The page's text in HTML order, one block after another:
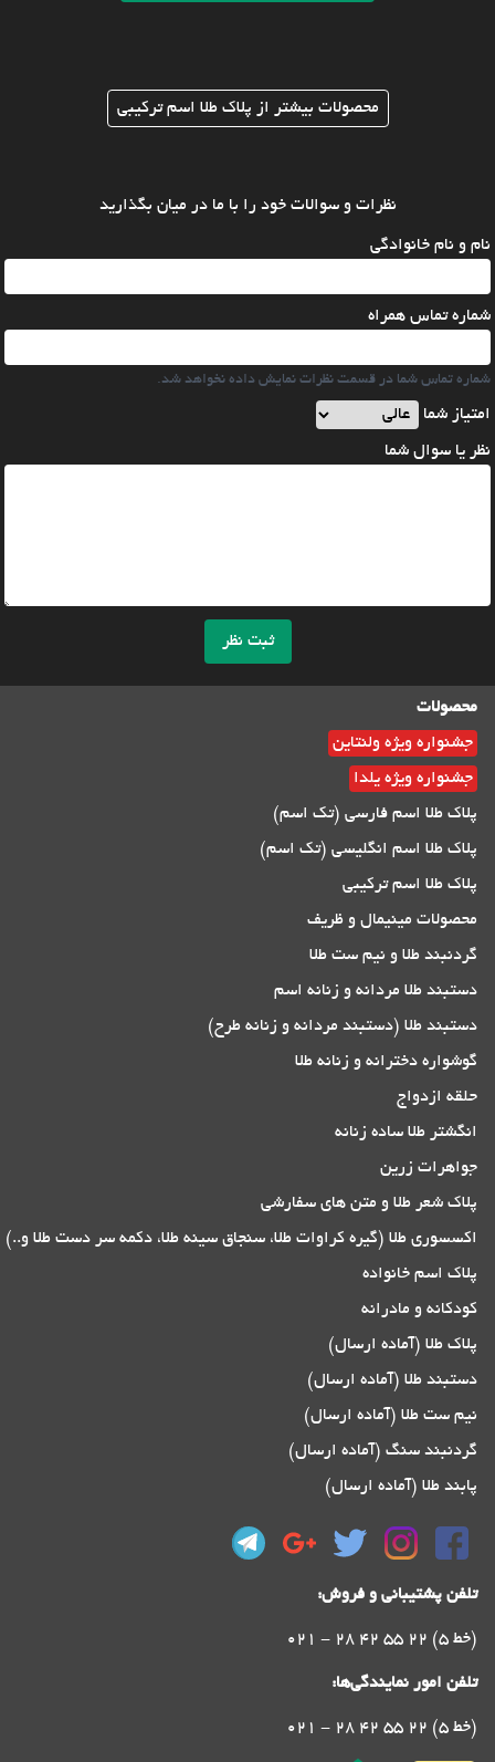
محصولات بیشتر از پلاک طلا اسم ترکیبی
نظرات و سوالات خود را با ما در میان بگذارید
نام و نام خانوادگی
شماره تماس همراه
شماره تماس شما در قسمت نظرات نمایش داده نخواهد شد.
امتیاز شما
نظر یا سوال شما
ثبت نظر
محصولات
جشنواره ویژه ولنتاین
جشنواره ویژه یلدا
پلاک طلا اسم فارسی (تک اسم)
پلاک طلا اسم انگلیسی (تک اسم)
پلاک طلا اسم ترکیبی
محصولات مینیمال و ظریف
گردنبند طلا و نیم ست طلا
دستبند طلا مردانه و زنانه اسم
دستبند طلا (دستبند مردانه و زنانه طرح)
گوشواره دخترانه و زنانه طلا
حلقه ازدواج
انگشتر طلا ساده زنانه
جواهرات زرین
پلاک شعر طلا و متن های سفارشی
اکسسوری طلا (گیره کراوات طلا، سنجاق سینه طلا، دکمه سر دست طلا و..)
پلاک اسم خانواده
کودکانه و مادرانه
پلاک طلا (آماده ارسال)
دستبند طلا (آماده ارسال)
نیم ست طلا (آماده ارسال)
گردنبند سنگ (آماده ارسال)
پابند طلا (آماده ارسال)
تلفن پشتیبانی و فروش:
021 - 28 42 55 22 (5 خط)
تلفن امور نمایندگی‌ها:
021 - 28 42 55 22 (5 خط)